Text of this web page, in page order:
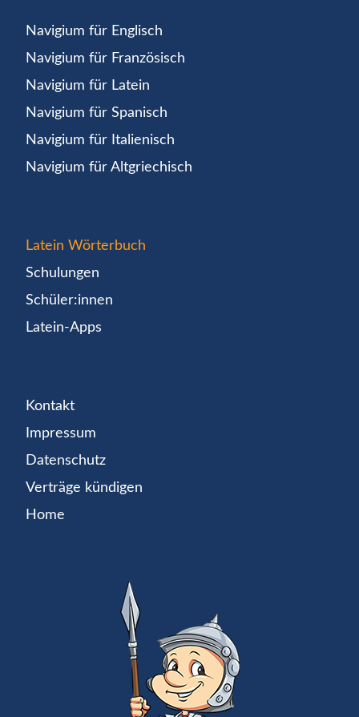
Navigium für Englisch
Navigium für Französisch
Navigium für Latein
Navigium für Spanisch
Navigium für Italienisch
Navigium für Altgriechisch
Latein Wörterbuch
Schulungen
Schüler:innen
Latein-Apps
Kontakt
Impressum
Datenschutz
Verträge kündigen
Home